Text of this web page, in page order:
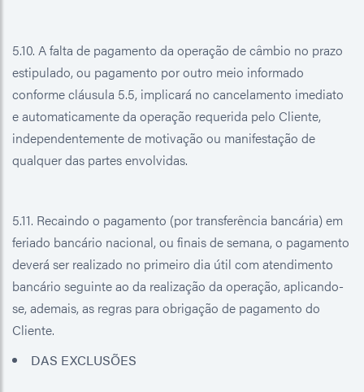
5.10. A falta de pagamento da operação de câmbio no prazo
estipulado, ou pagamento por outro meio informado
conforme cláusula 5.5, implicará no cancelamento imediato
e automaticamente da operação requerida pelo Cliente,
independentemente de motivação ou manifestação de
qualquer das partes envolvidas.
5.11. Recaindo o pagamento (por transferência bancária) em
feriado bancário nacional, ou finais de semana, o pagamento
deverá ser realizado no primeiro dia útil com atendimento
bancário seguinte ao da realização da operação, aplicando-
se, ademais, as regras para obrigação de pagamento do
Cliente.
DAS EXCLUSÕES